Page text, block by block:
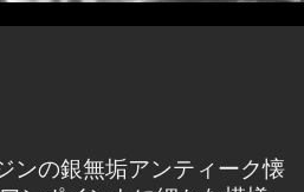
ンの銀無垢アンティーク懐